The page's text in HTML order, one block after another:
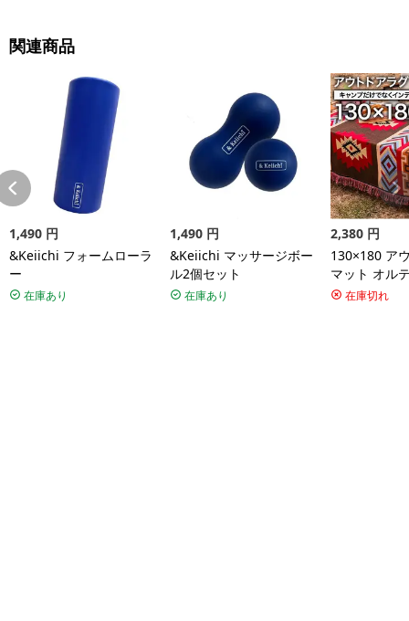
関連商品
1,490 円
&Keiichi フォームローラ
ー
在庫あり
1,490 円
&Keiichi マッサージボー
ル2個セット
在庫あり
2,380 円
130×180 ア
マット オル
リア アメリ
在庫切れ